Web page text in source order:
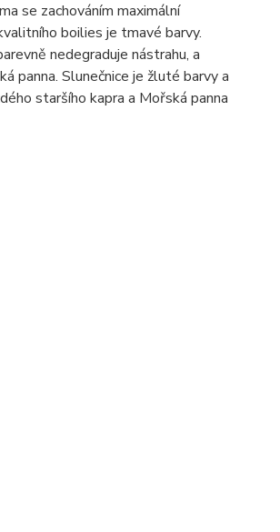
se zachováním maximální
boilies je tmavé barvy.
nedegraduje nástrahu, a
panna. Slunečnice je žluté barvy a
staršího kapra a Mořská panna